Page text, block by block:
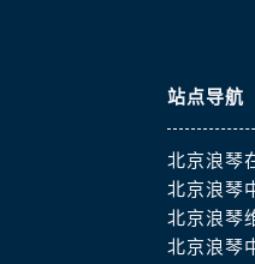
站点导航
北京浪琴
北京浪琴
北京浪琴
北京浪琴